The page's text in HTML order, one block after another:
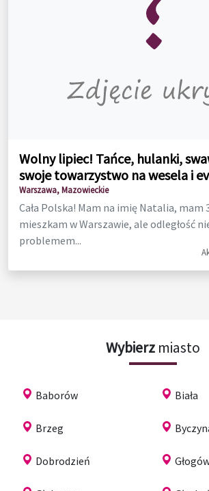
Wolny lipiec! Tańce, hulanki,
swoje towarzystwo na wesela i
Warszawa, Mazowieckie
Cała Polska! Mam na imię Natalia, mam
mieszkam w Warszawie, ale odległość
problemem...
Wybierz miasto
Baborów Biała
Brzeg
Dobrodzień